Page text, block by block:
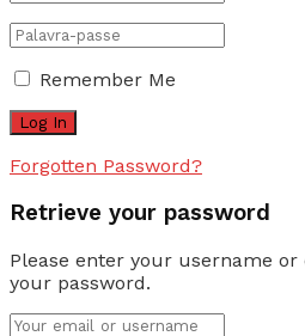
Remember Me
Forgotten Password?
Retrieve your password
Please enter your username
your password.